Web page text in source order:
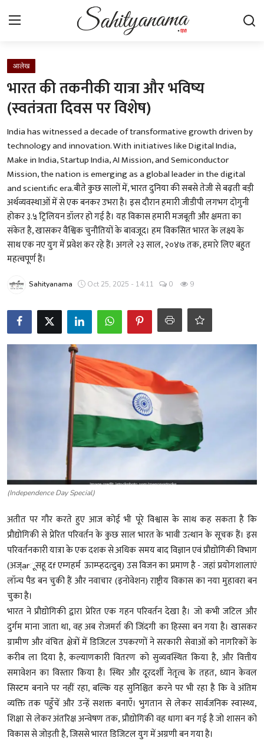
स्वतंत्रता सेनानी
साहित्य समाचार
होम
कहानी
कविता
आलेख
यात्रावृत्तांत
आलेख
भारत की तकनीकी यात्रा और भविष्य
(स्वतंत्रता दिवस पर विशेष)
India has witnessed a decade of transformative growth driven by
technology and innovation. With initiatives like Digital India,
Make in India, Startup India, AI Mission, and Semiconductor
Mission, the nation is emerging as a global leader in the digital
and scientific era.बीते कुछ सालों में, भारत दुनिया की सबसे तेजी से बढ़ती बड़ी
अर्थव्यवस्थाओं में से एक बनकर उभरा है। इस दौरान हमारी जीडीपी लगभग दोगुनी
होकर ३.५ ट्रिलियन डॉलर हो गई है। यह विकास हमारी मजबूती और क्षमता का
संकेत है, खासकर वैश्विक चुनौतियों के बावजूद। हम विकसित भारत के लक्ष्य के
साथ एक नए युग में प्रवेश कर रहे हैं। अगले २३ साल, २०४७ तक, हमारे लिए बहुत
महत्वपूर्ण हैं।
Sahityanama Oct 25, 2025 - 14:11 0 9
(Independence Day Special)
अतीत पर गौर करते हुए आज कोई भी पूरे विश्वास के साथ कह सकता है कि
प्रौद्योगिकी से प्रेरित परिवर्तन के कुछ साल भारत के भावी उत्थान के सूचक हैं। इस
परिवर्तनकारी यात्रा के एक दशक से अधिक समय बाद विज्ञान एवं प्रौद्योगिकी विभाग
(अज्arूसहू दf एम्गहर्म ऊाम्प्हदत्दुब्) उस विजन का प्रमाण है - जहां प्रयोगशालाएं
लॉन्च पैड बन चुकी हैं और नवाचार (इनोवेशन) राष्ट्रीय विकास का नया मुहावरा बन
चुका है।
भारत ने प्रौद्योगिकी द्वारा प्रेरित एक गहन परिवर्तन देखा है। जो कभी जटिल और
दुर्गम माना जाता था, वह अब रोजमर्रा की जिंदगी का हिस्सा बन गया है। खासकर
ग्रामीण और वंचित क्षेत्रों में डिजिटल उपकरणों ने सरकारी सेवाओं को नागरिकों के
करीब ला दिया है, कल्याणकारी वितरण को सुव्यवस्थित किया है, और वित्तीय
समावेशन का विस्तार किया है। स्थिर और दूरदर्शी नेतृत्व के तहत, ध्यान केवल
सिस्टम बनाने पर नहीं रहा, बल्कि यह सुनिश्चित करने पर भी रहा है कि वे अंतिम
व्यक्ति तक पहुँचें और उन्हें सशक्त बनाएँ। भुगतान से लेकर सार्वजनिक स्वास्थ्य,
शिक्षा से लेकर अंतरिक्ष अन्वेषण तक, प्रौद्योगिकी वह धागा बन गई है जो शासन को
विकास से जोड़ती है, जिससे भारत डिजिटल युग में अग्रणी बन गया है।